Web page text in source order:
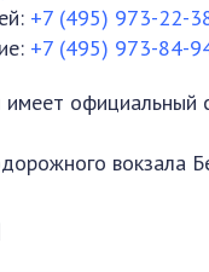
+7 (495) 973-22-
+7 (495) 973-84-
имеет официальный
вокзала